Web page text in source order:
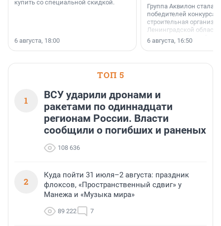
купить со специальной скидкой.
6 августа, 18:00
Группа Аквилон стала
победителей конкурса
строительная
Ленинградской области
номинации «Самый
застройщик
области».
6 августа, 16:50
ТОП 5
1
ВСУ ударили дронами и
ракетами по одиннадцати
регионам России. Власти
сообщили о погибших и раненых
108 636
2
Куда пойти 31 июля–2 августа: праздник
флоксов, «Пространственный сдвиг» у
Манежа и «Музыка мира»
89 222 7